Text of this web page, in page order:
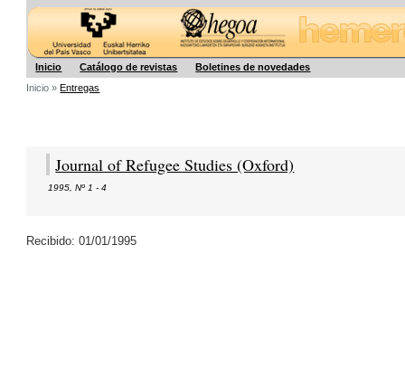
Inicio Catálogo de revistas
Boletines de novedades
Inicio »Entregas
Journal of Refugee Studies (Oxford)
1995 ,Nº 1 - 4
Recibido: 01/01/1995